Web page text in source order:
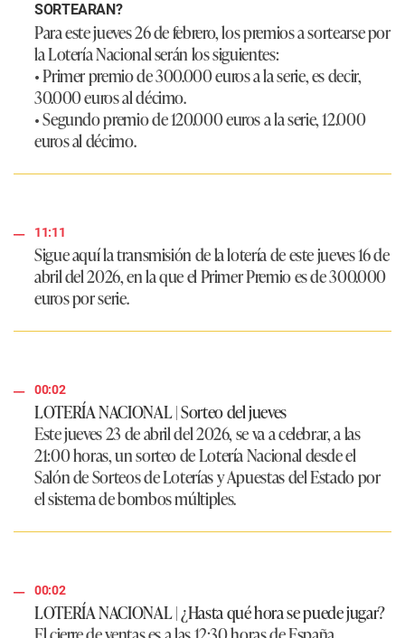
SORTEARAN?
Para este jueves 26 de febrero, los premios a sortearse por
la Lotería Nacional serán los siguientes:
• Primer premio de 300.000 euros a la serie, es decir,
30.000 euros al décimo.
• Segundo premio de 120.000 euros a la serie, 12.000
euros al décimo.
11:11
Sigue aquí la transmisión de la lotería de este jueves 16 de
abril del 2026, en la que el Primer Premio es de 300.000
euros por serie.
00:02
LOTERÍA NACIONAL | Sorteo del jueves
Este jueves 23 de abril del 2026, se va a celebrar, a las
21:00 horas, un sorteo de Lotería Nacional desde el
Salón de Sorteos de Loterías y Apuestas del Estado por
el sistema de bombos múltiples.
00:02
LOTERÍA NACIONAL | ¿Hasta qué hora se puede jugar?